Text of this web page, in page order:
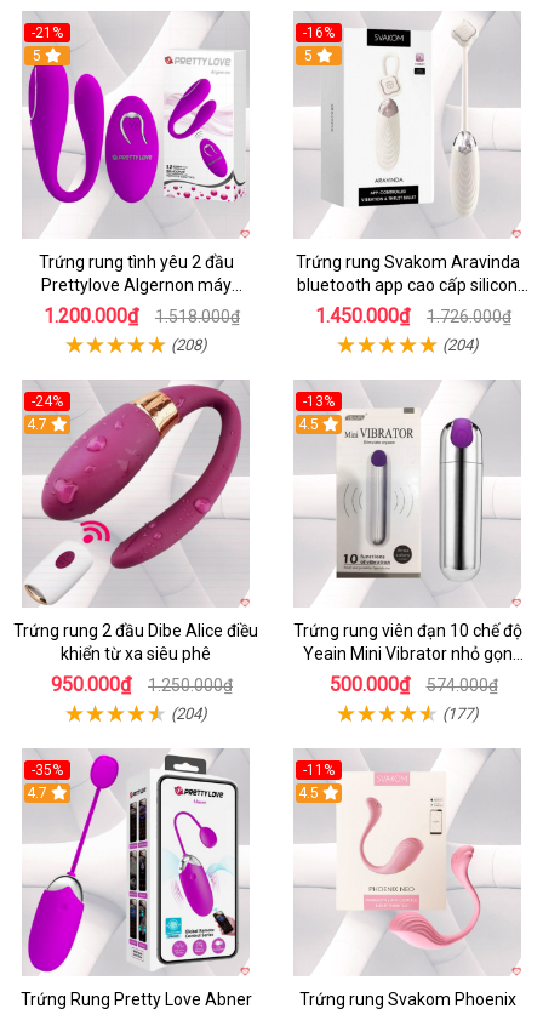
-21%
5
Trứng rung tình yêu 2 đầu
Prettylove Algernon máy
massage điểm G không dây
1.200.000₫ 1.518.000₫
(208)
-16%
5
Trứng rung Svakom Aravinda
bluetooth app cao cấp silicon
mềm
1.450.000₫ 1.726.000₫
(204)
-24%
4.7
Trứng rung 2 đầu Dibe Alice điều
khiển từ xa siêu phê
950.000₫ 1.250.000₫
(204)
-13%
4.5
Trứng rung viên đạn 10 chế độ
Yeain Mini Vibrator nhỏ gọn
sành điệu
500.000₫ 574.000₫
(177)
-35%
4.7
Trứng Rung Pretty Love Abner
-11%
4.5
Trứng rung Svakom Phoenix